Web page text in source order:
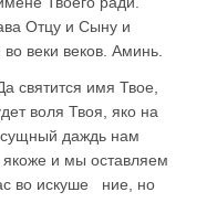
Отцу и Сыну и
веки веков. Аминь.
святится имя Твое,
воля Твоя, яко на
даждь нам
и мы оставляем
во искуше ние, но